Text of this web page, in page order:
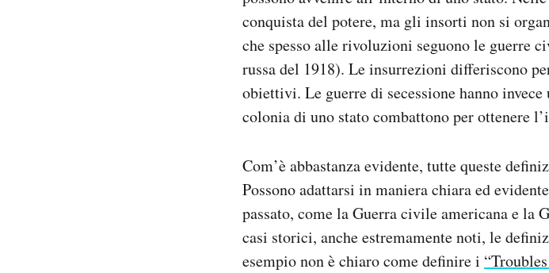
conquista del potere, ma gli insorti non si
che spesso alle rivoluzioni seguono le guerre
russa del 1918). Le insurrezioni differiscono
obiettivi. Le guerre di secessione hanno
colonia di uno stato combattono per ottenere
Com’è abbastanza evidente, tutte queste
Possono adattarsi in maniera chiara ed
passato, come la Guerra civile americana e
casi storici, anche estremamente noti, le
esempio non è chiaro come definire i